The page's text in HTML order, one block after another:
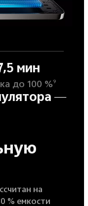
мин
до 100 % 9
—
на
% емкости